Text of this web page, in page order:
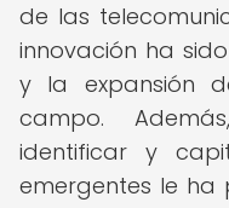
de las
innovación ha
y la expansión
campo.
identificar y
emergentes le ha